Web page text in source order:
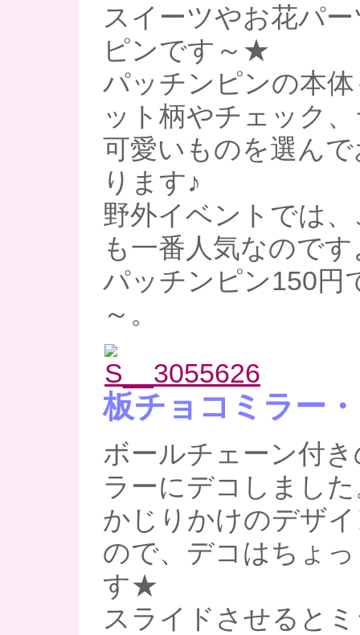
スイーツやお花パ
ピンです～★
パッチンピンの本
ット柄やチェック
可愛いものを選ん
ります♪
野外イベントでは
も一番人気なのです
パッチンピン150円
～。
板チョコミラー
ボールチェーン付
ラーにデコしまし
かじりかけのデザ
ので、デコはちょ
す★
スライドさせると